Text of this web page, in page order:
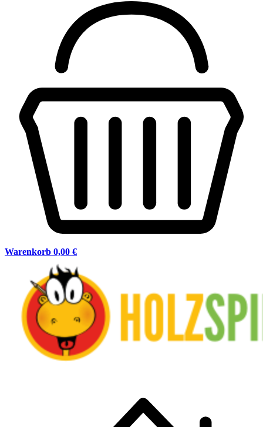
Warenkorb 0,00 €